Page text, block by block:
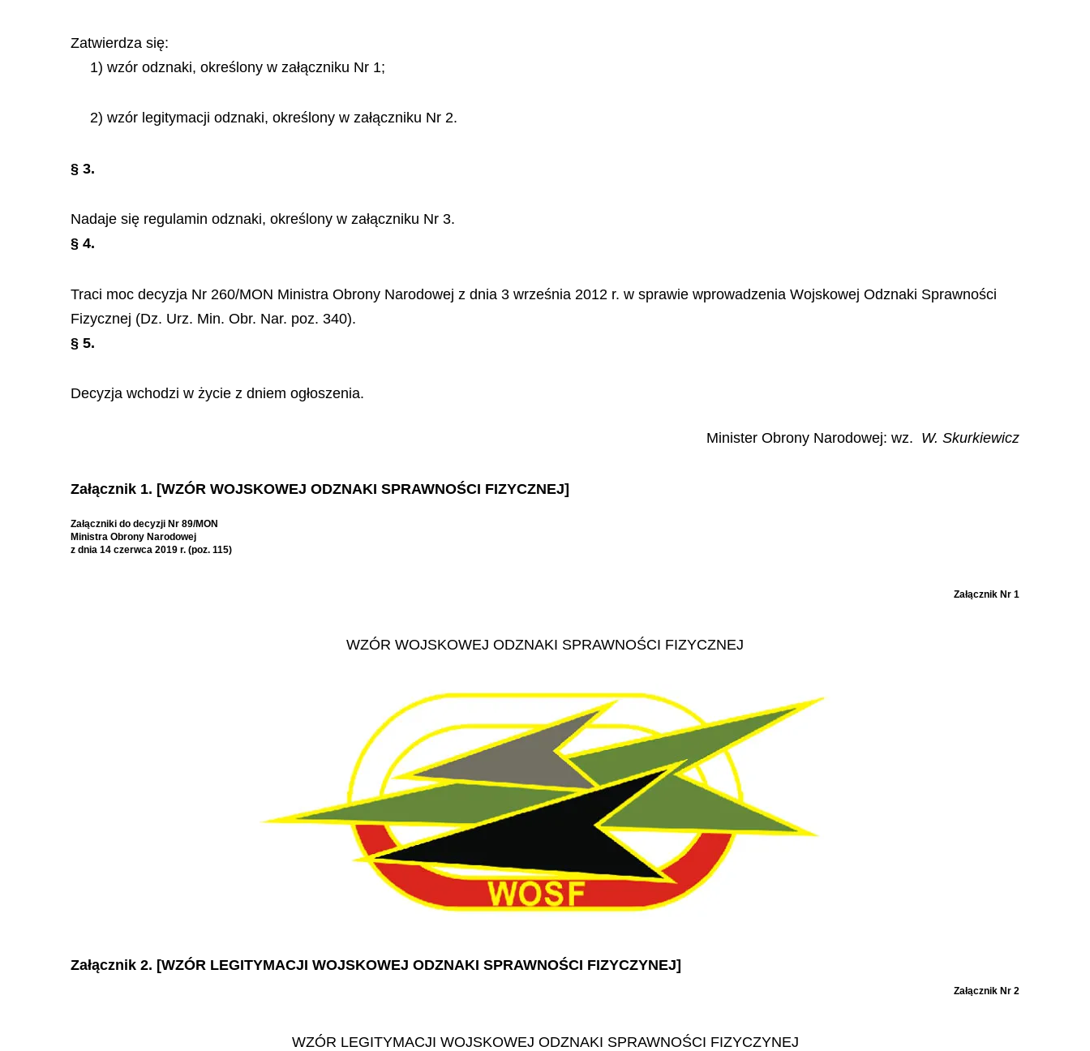
Zatwierdza się:
1) wzór odznaki, określony w załączniku Nr 1;
2) wzór legitymacji odznaki, określony w załączniku Nr 2.
§ 3.
Nadaje się regulamin odznaki, określony w załączniku Nr 3.
§ 4.
Traci moc decyzja Nr 260/MON Ministra Obrony Narodowej z dnia 3 września 2012 r. w sprawie wprowadzenia Wojskowej Odznaki Sprawności
Fizycznej (Dz. Urz. Min. Obr. Nar. poz. 340).
§ 5.
Decyzja wchodzi w życie z dniem ogłoszenia.
Minister Obrony Narodowej: wz. W. Skurkiewicz
Załącznik 1. [WZÓR WOJSKOWEJ ODZNAKI SPRAWNOŚCI FIZYCZNEJ]
Załączniki do decyzji Nr 89/MON
Ministra Obrony Narodowej
z dnia 14 czerwca 2019 r. (poz. 115)
Załącznik Nr 1
WZÓR WOJSKOWEJ ODZNAKI SPRAWNOŚCI FIZYCZNEJ
Załącznik 2. [WZÓR LEGITYMACJI WOJSKOWEJ ODZNAKI SPRAWNOŚCI FIZYCZYNEJ]
Załącznik Nr 2
WZÓR LEGITYMACJI WOJSKOWEJ ODZNAKI SPRAWNOŚCI FIZYCZYNEJ